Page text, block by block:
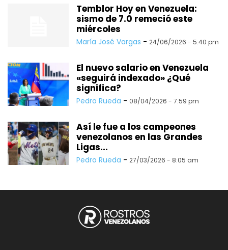
Temblor Hoy en Venezuela:
sismo de 7.0 remeció este
miércoles
María José Vargas - 24/06/2026 - 5:40 pm
El nuevo salario en Venezuela
«seguirá indexado» ¿Qué
significa?
Pedro Rueda - 08/04/2026 - 7:59 pm
Así le fue a los campeones
venezolanos en las Grandes
Ligas...
Pedro Rueda - 27/03/2026 - 8:05 am